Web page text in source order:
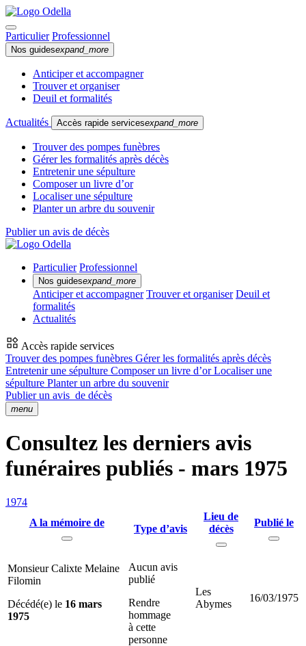
Particulier Professionnel
Nos guidesexpand_more
Anticiper et accompagner
Trouver et organiser
Deuil et formalités
Actualités Accès rapide servicesexpand_more
Trouver des pompes funèbres
Gérer les formalités après décès
Entretenir une sépulture
Composer un livre d’or
Localiser une sépulture
Planter un arbre du souvenir
Publier un avis de décès
Particulier Professionnel
Nos guidesexpand_more
Anticiper et accompagner Trouver et organiser Deuil et
formalités
Actualités
Accès rapide services
Trouver des pompes funèbres Gérer les formalités après décès
Entretenir une sépulture Composer un livre d’orLocaliser une
sépulture Planter un arbre du souvenir
Publier un avis de décès
menu
Consultez les derniers avis
funéraires publiés - mars 1975
1974
A la mémoire de
Type d’avis
Lieu de
décès
Publié le
Monsieur Calixte Melaine
Filomin
Décédé(e) le 16 mars
1975
Aucun avis
publié
Rendre
hommage
à cette
personne
Les
Abymes
16/03/1975